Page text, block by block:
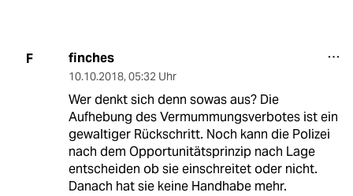
F finches
10.10.2018, 05:32 Uhr
Wer denkt sich denn sowas aus? Die
Aufhebung des Vermummungsverbotes ist ein
gewaltiger Rückschritt. Noch kann die Polizei
nach dem Opportunitätsprinzip nach Lage
entscheiden ob sie einschreitet oder nicht.
Danach hat sie keine Handhabe mehr.